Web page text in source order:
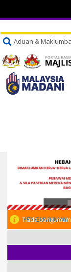
Aduan &
PENGUMUMAN
Tiada